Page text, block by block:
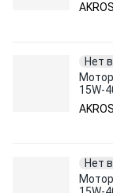
Нет
15W-
Нет